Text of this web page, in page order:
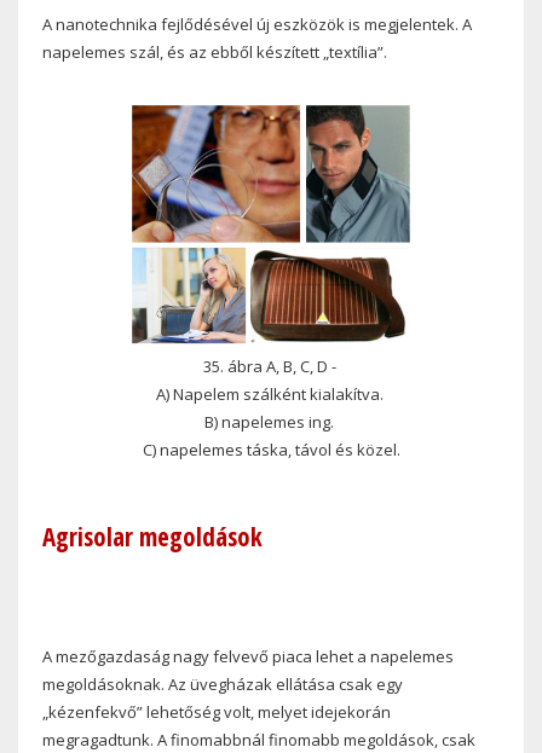
A nanotechnika fejlődésével új eszközök is megjelentek. A
napelemes szál, és az ebből készített „textília”.
35. ábra A, B, C, D -
A) Napelem szálként kialakítva.
B) napelemes ing.
C) napelemes táska, távol és közel.
Agrisolar megoldások
A mezőgazdaság nagy felvevő piaca lehet a napelemes
megoldásoknak. Az üvegházak ellátása csak egy
„kézenfekvő” lehetőség volt, melyet idejekorán
megragadtunk. A finomabbnál finomabb megoldások, csak